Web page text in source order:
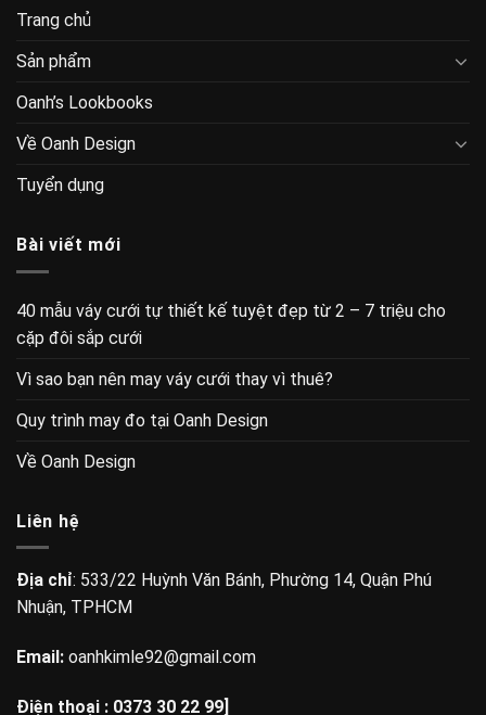
Trang chủ
Sản phẩm
Oanh’s Lookbooks
Về Oanh Design
Tuyển dụng
Bài viết mới
40 mẫu váy cưới tự thiết kế tuyệt đẹp từ 2 – 7 triệu cho
cặp đôi sắp cưới
Vì sao bạn nên may váy cưới thay vì thuê?
Quy trình may đo tại Oanh Design
Về Oanh Design
Liên hệ
Địa chỉ: 533/22 Huỳnh Văn Bánh, Phường 14, Quận Phú
Nhuận, TPHCM
Email: oanhkimle92@gmail.com
Điện thoại : 0373 30 22 99]